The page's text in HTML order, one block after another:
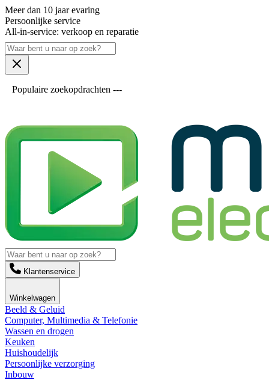
Meer dan 10 jaar evaring
Persoonlijke service
All-in-service: verkoop en reparatie
Populaire zoekopdrachten ---
Klantenservice
Winkelwagen
Beeld & Geluid
Computer, Multimedia & Telefonie
Wassen en drogen
Keuken
Huishoudelijk
Persoonlijke verzorging
Inbouw